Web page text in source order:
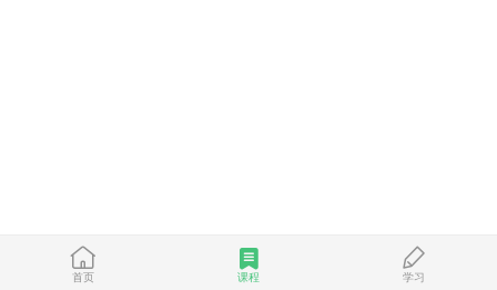
首页 课程 学习